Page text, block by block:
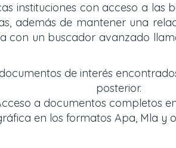
instituciones con acceso a las
además de mantener una
con un buscador avanzado
de interés
posterior.
a documentos completos
en los formatos Apa, Mla y